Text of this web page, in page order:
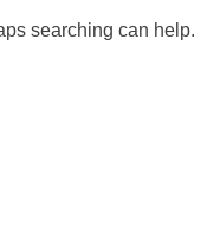
searching can help.